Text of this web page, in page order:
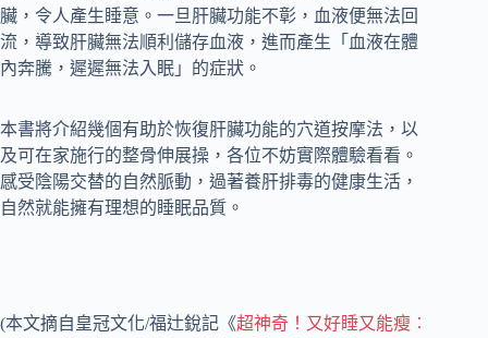
臟，令人產生睡意。一旦肝臟功能不彰，血液便無法回
流，導致肝臟無法順利儲存血液，進而產生「血液在體
內奔騰，遲遲無法入眠」的症狀。
本書將介紹幾個有助於恢復肝臟功能的穴道按摩法，以
及可在家施行的整骨伸展操，各位不妨實際體驗看看。
感受陰陽交替的自然脈動，過著養肝排毒的健康生活，
自然就能擁有理想的睡眠品質。
(本文摘自皇冠文化/福辻銳記《超神奇！又好睡又能瘦︰